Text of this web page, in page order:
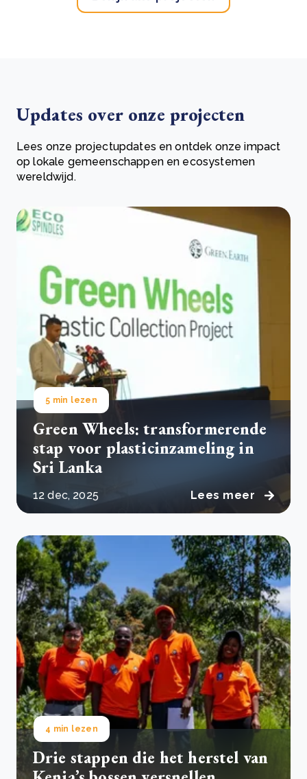
Updates over onze projecten
Lees onze projectupdates en ontdek onze impact
op lokale gemeenschappen en ecosystemen
wereldwijd.
5 min lezen
Green Wheels: transformerende
stap voor plasticinzameling in
Sri Lanka
12 dec, 2025 Lees meer
4 min lezen
Drie stappen die het herstel van